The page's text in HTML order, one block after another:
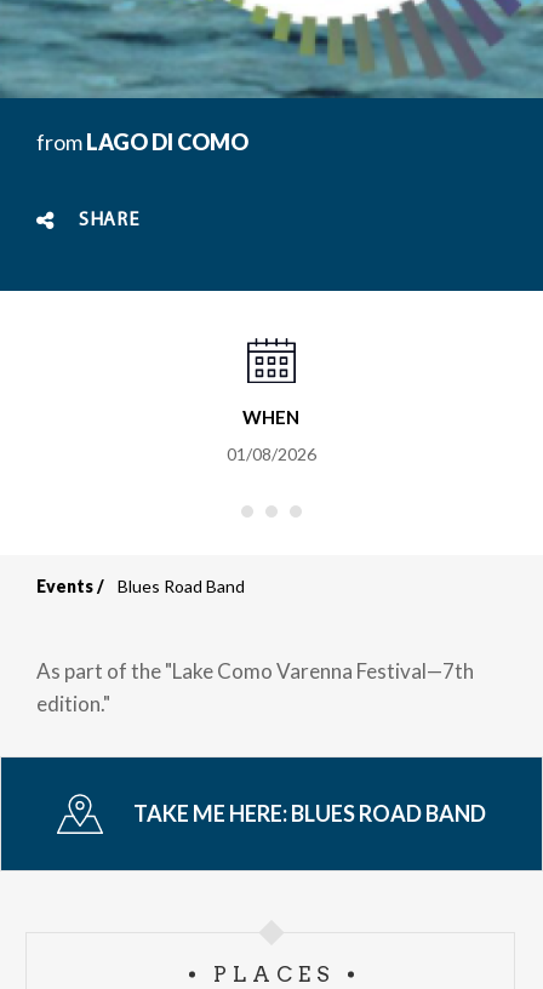
fromLAGO DI COMO
SHARE
WHEN
01/08/2026
Events Blues Road Band
As part of the "Lake Como Varenna Festival—7th
edition."
TAKE ME HERE:BLUES ROAD BAND
PLACES